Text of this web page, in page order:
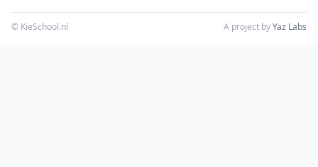
© KieSchool.nl A project byYaz Labs